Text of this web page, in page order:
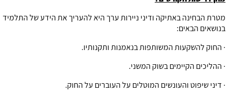
מטרת הבחינה באתיקה ודיני ניירות ערך היא להעריך את הידע של התלמיד
בנושאים הבאים:
· החוק להשקעות המשותפות בנאמנות ותקנותיו.
· ההליכים הקיימים בשוק המשני.
· דיני שיפוט והעונשים המוטלים על העוברים על החוק.